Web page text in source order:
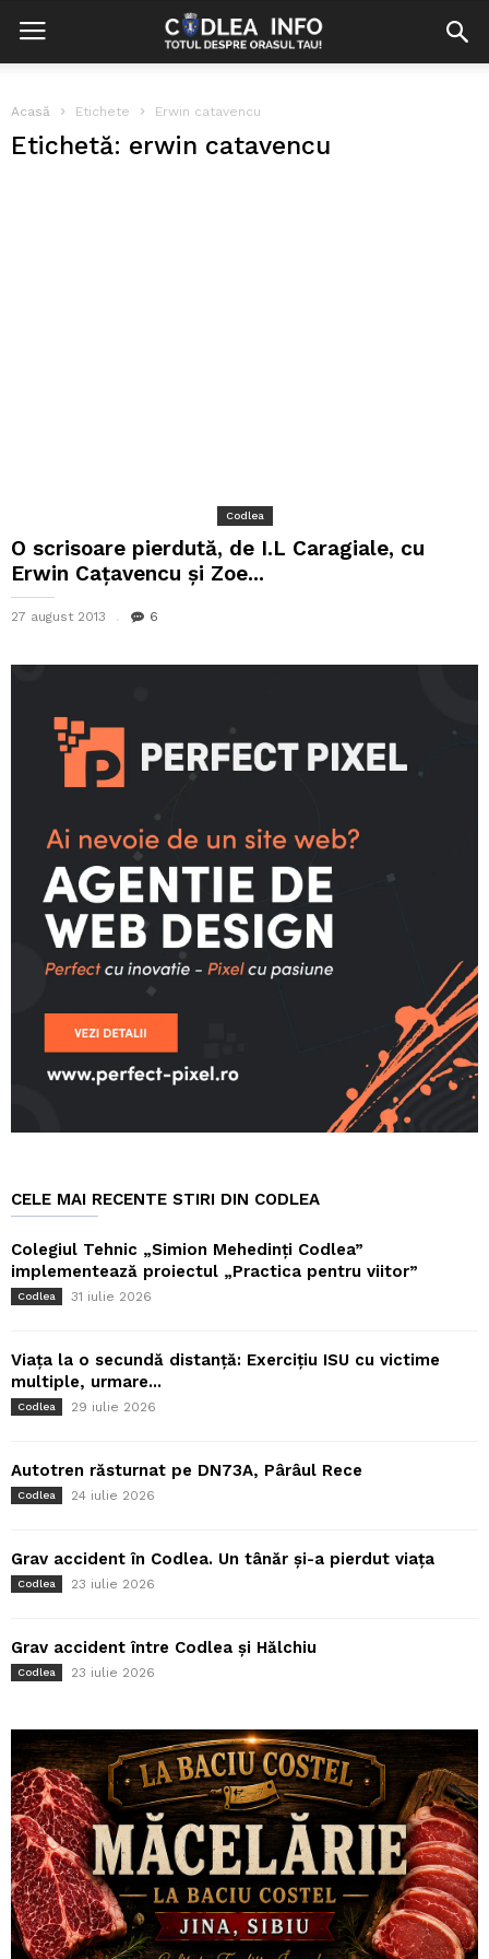
Acasă Etichete Erwin catavencu
Etichetă: erwin catavencu
Codlea
O scrisoare pierdută, de I.L Caragiale, cu
Erwin Cațavencu și Zoe...
27 august 2013 6
CELE MAI RECENTE STIRI DIN CODLEA
Colegiul Tehnic „Simion Mehedinți Codlea”
implementează proiectul „Practica pentru viitor”
Codlea 31 iulie 2026
Viața la o secundă distanță: Exercițiu ISU cu victime
multiple, urmare...
Codlea 29 iulie 2026
Autotren răsturnat pe DN73A, Pârâul Rece
Codlea 24 iulie 2026
Grav accident în Codlea. Un tânăr și-a pierdut viața
Codlea 23 iulie 2026
Grav accident între Codlea și Hălchiu
Codlea 23 iulie 2026